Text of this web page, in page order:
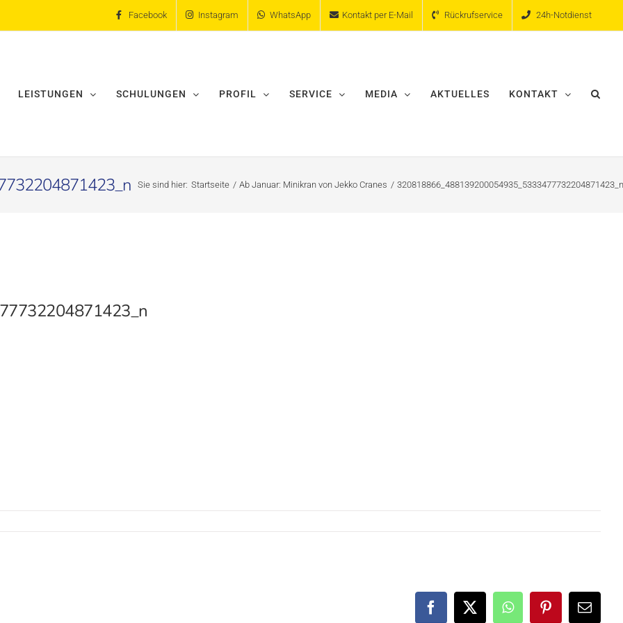
Facebook Instagram WhatsApp Kontakt per E-Mail Rückrufservice 24h-Notdienst
LEISTUNGEN SCHULUNGEN PROFIL SERVICE MEDIA AKTUELLES KONTAKT
Sie sind hier: Startseite Ab Januar: Minikran von Jekko Cranes
Facebook
X WhatsAppPinterest
E-